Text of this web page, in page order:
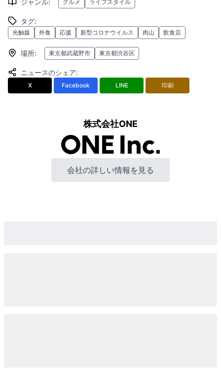
ジャンル: グルメ ライフスタイル
タグ:
光触媒 外食 応援 新型コロナウイルス 肉山 飲食店
場所: 東京都武蔵野市 東京都渋谷区
ニュースのシェア:
X Facebook LINE 印刷
株式会社ONE
会社の詳しい情報を見る